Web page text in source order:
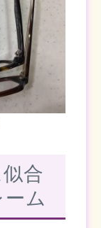
合
ム